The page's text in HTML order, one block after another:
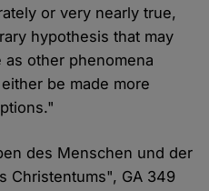
or very nearly true,
hypothesis that may
other phenomena
be made more
des Menschen und der
Christentums", GA 349